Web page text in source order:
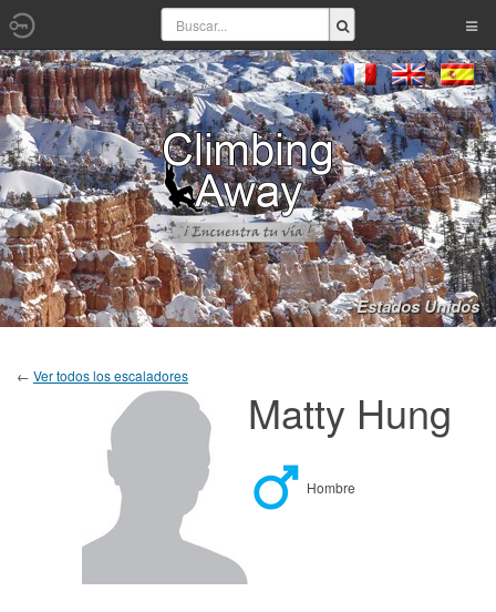
- Estados Unidos
← Ver todos los escaladores
Matty Hung
Hombre